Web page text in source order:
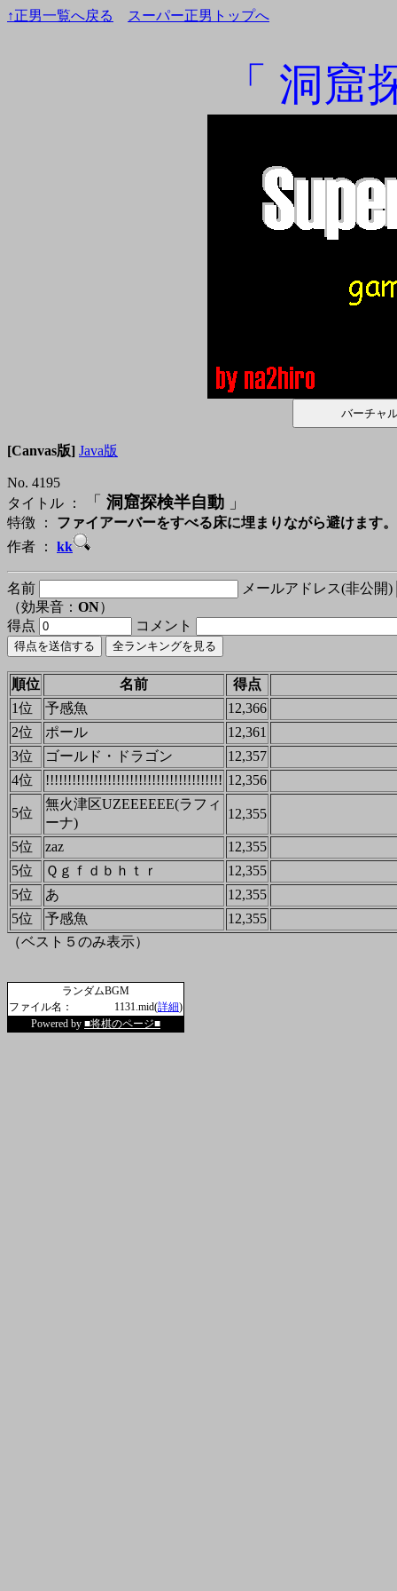
↑正男一覧へ戻る スーパー正男トップへ
「 洞窟
[Canvas版] Java版
No. 4195
タイトル ：
「 洞窟探検半自動 」
特徴 ： ファイアーバーをすべる床に埋まりながら避けます。
作者 ： kk
名前
メールアドレス(非公開)
（効果音： ON）
得点
コメント
順位 名前
得点
1位
予感魚
12,366
2位
ポール
12,361
3位
ゴールド・ドラゴン
12,357
4位
!!!!!!!!!!!!!!!!!!!!!!!!!!!!!!!!!!!!!!!! 12,356
5位
無火津区UZEEEEEE(ラフィ
ーナ)
12,355
5位 zaz
12,355
5位
Ｑｇｆｄｂｈｔｒ
12,355
5位
あ
12,355
5位
予感魚
12,355
（ベスト５のみ表示）
ランダムBGM
ファイル名：
1131.mid(詳細)
Powered by ■将棋のページ■